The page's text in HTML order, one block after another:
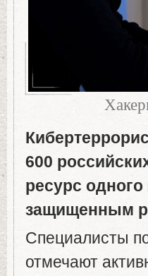
600
ресурс
защищенным
Специалисты
отмечают